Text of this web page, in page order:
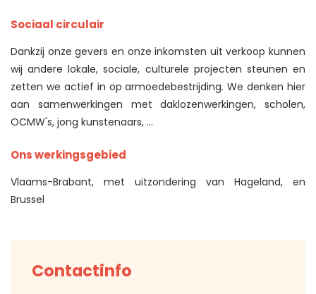
Sociaal circulair
Dankzij onze gevers en onze inkomsten uit verkoop kunnen
wij andere lokale, sociale, culturele projecten steunen en
zetten we actief in op armoedebestrijding. We denken hier
aan samenwerkingen met daklozenwerkingen, scholen,
OCMW's, jong kunstenaars, ...
Ons werkingsgebied
Vlaams-Brabant, met uitzondering van Hageland, en
Brussel
Contactinfo